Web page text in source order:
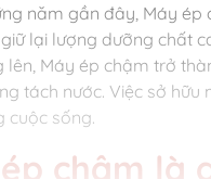
năm gần đây, Máy ép
lại lượng dưỡng chất
lên, Máy ép chậm trở
tách nước. Việc sở
cuộc sống.
chậm là